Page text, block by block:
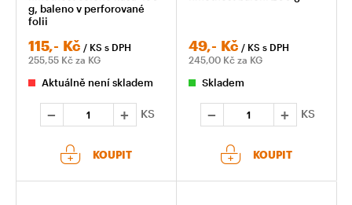
g, baleno v perforované
folii
115,- Kč / KS s DPH
255,55 Kč za KG
Aktuálně není skladem
KS
KOUPIT
49,- Kč / KS s DPH
245,00 Kč za KG
Skladem
KS
KOUPIT